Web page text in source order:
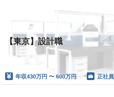
【東京】設計職
年収430万円 〜 600万円 正社員